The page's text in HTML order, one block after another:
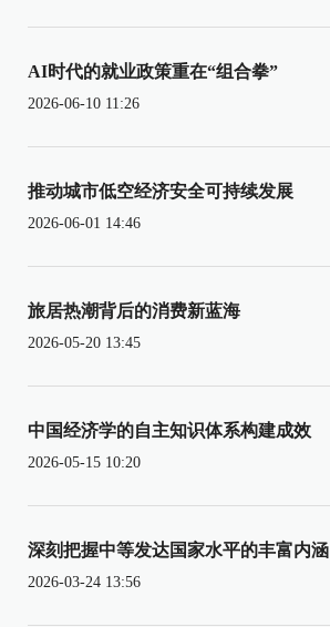
AI时代的就业政策重在“组合拳”
2026-06-10 11:26
推动城市低空经济安全可持续发展
2026-06-01 14:46
旅居热潮背后的消费新蓝海
2026-05-20 13:45
中国经济学的自主知识体系构建成效
2026-05-15 10:20
深刻把握中等发达国家水平的丰富内涵
2026-03-24 13:56